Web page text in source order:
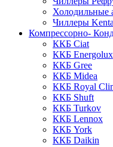
Холодильные
Чиллеры
Компрессорно-
ККБ Ciat
ККБ Energolux
ККБ Gree
ККБ Midea
ККБ Royal
ККБ Shuft
ККБ Turkov
ККБ Lennox
ККБ York
ККБ Daikin